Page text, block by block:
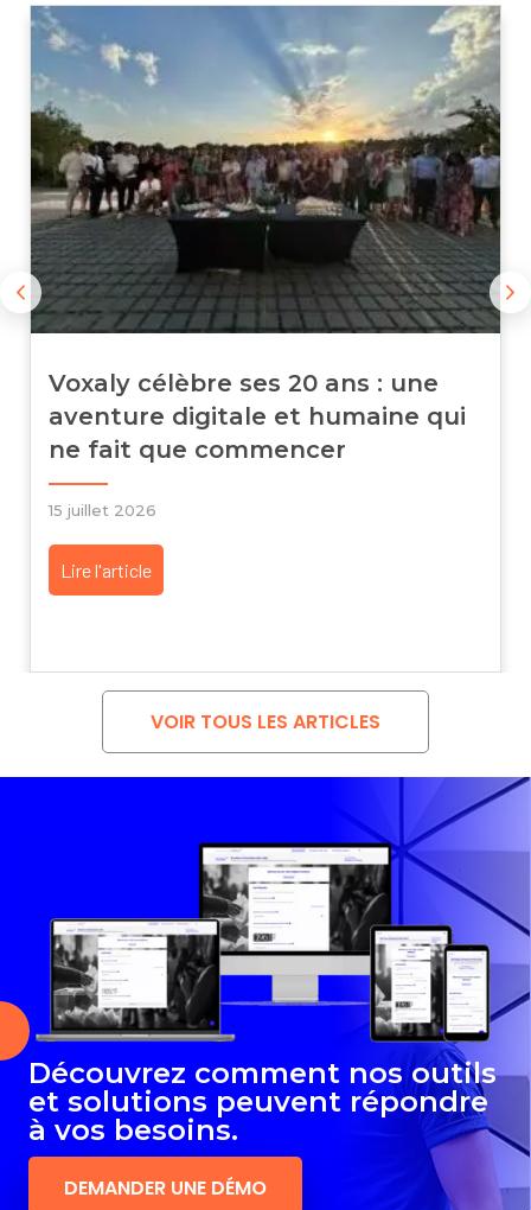
Voxaly célèbre ses 20 ans : une
aventure digitale et humaine qui
ne fait que commencer
15 juillet 2026
Lire l'article
Previous
VOIR TOUS LES ARTICLES
Découvrez comment nos outils
et solutions peuvent répondre
à vos besoins.
DEMANDER UNE DÉMO